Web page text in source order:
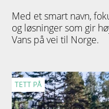
Med et smart navn,
og løsninger som gir
Vans på vei til Norge.
TETT PÅ